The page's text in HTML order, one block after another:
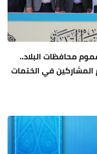
ختمة في عموم محافظات البلاد..
المشاركين في الختمات